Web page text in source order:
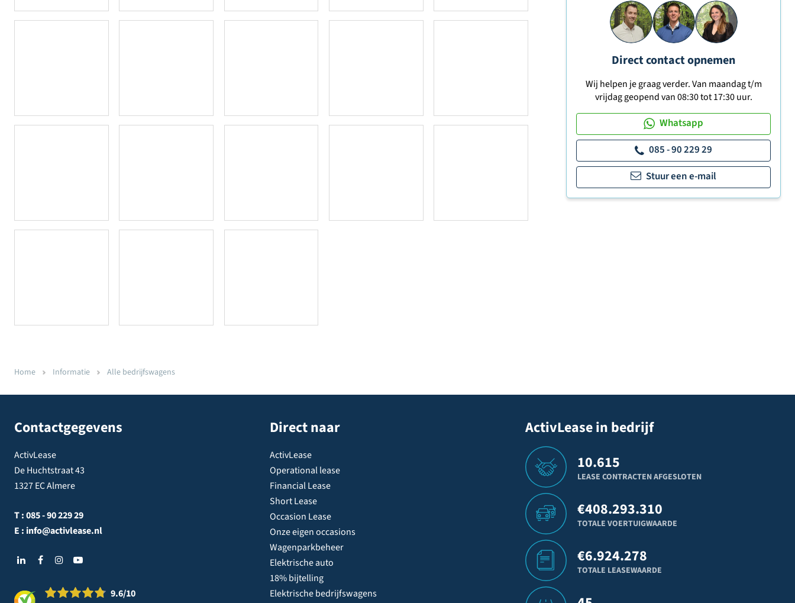
Direct contact opnemen
Wij helpen je graag verder. Van maandag t/m
vrijdag geopend van 08:30 tot 17:30 uur.
Whatsapp
085 - 90 229 29
Stuur een e-mail
Home Informatie Alle bedrijfswagens
Contactgegevens
ActivLease
De Huchtstraat 43
1327 EC Almere
T :085 - 90 229 29
E : info@activlease.nl
9.6/10
Direct naar
ActivLease
Operational lease
Financial Lease
Short Lease
Occasion Lease
Onze eigen occasions
Wagenparkbeheer
Elektrische auto
18% bijtelling
Elektrische bedrijfswagens
ActivLease in bedrijf
10.615
LEASE CONTRACTEN AFGESLOTEN
€408.293.310
TOTALE VOERTUIGWAARDE
€6.924.278
TOTALE LEASEWAARDE